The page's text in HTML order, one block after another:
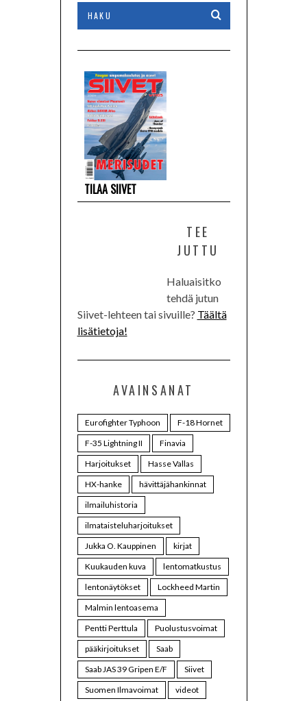
TILAA SIIVET
TEE
JUTTU
Haluaisitko
tehdä jutun
Siivet-lehteen tai sivuille? Täältä
lisätietoja!
AVAINSANAT
Eurofighter Typhoon
F-18 Hornet
F-35 Lightning II
Finavia
Harjoitukset
Hasse Vallas
HX-hanke
hävittäjähankinnat
ilmailuhistoria
ilmataisteluharjoitukset
Jukka O. Kauppinen
kirjat
Kuukauden kuva
lentomatkustus
lentonäytökset
Lockheed Martin
Malmin lentoasema
Pentti Perttula
Puolustusvoimat
pääkirjoitukset
Saab
Saab JAS 39 Gripen E/F
Siivet
Suomen Ilmavoimat
videot